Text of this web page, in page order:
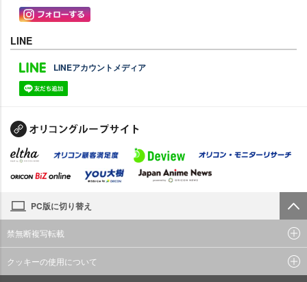
LINE
LINEアカウントメディア
PC版に切り替え
禁無断複写転載
クッキーの使用について